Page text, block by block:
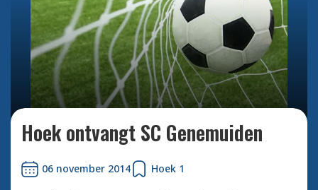
Bekijk alle foto's
Hoek ontvangt SC Genemuiden
06 november 2014 Hoek 1